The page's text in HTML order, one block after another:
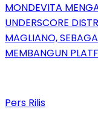
MONDEVITA
UNDERSCORE
MAGLIANO,
MEMBANGUN
Pers Rilis